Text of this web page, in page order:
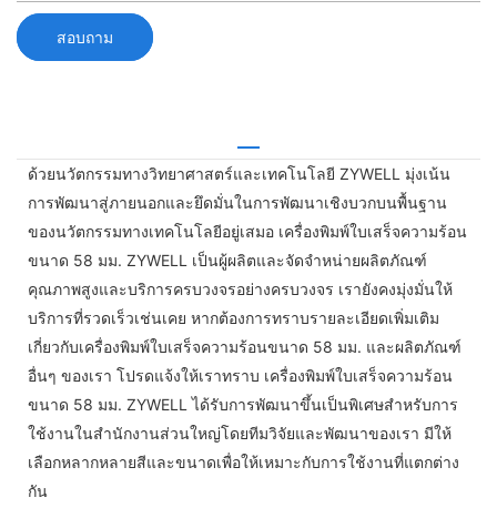
สอบถาม
ด้วยนวัตกรรมทางวิทยาศาสตร์และเทคโนโลยี ZYWELL มุ่งเน้น
การพัฒนาสู่ภายนอกและยึดมั่นในการพัฒนาเชิงบวกบนพื้นฐาน
ของนวัตกรรมทางเทคโนโลยีอยู่เสมอ เครื่องพิมพ์ใบเสร็จความร้อน
ขนาด 58 มม. ZYWELL เป็นผู้ผลิตและจัดจำหน่ายผลิตภัณฑ์
คุณภาพสูงและบริการครบวงจรอย่างครบวงจร เรายังคงมุ่งมั่นให้
บริการที่รวดเร็วเช่นเคย หากต้องการทราบรายละเอียดเพิ่มเติม
เกี่ยวกับเครื่องพิมพ์ใบเสร็จความร้อนขนาด 58 มม. และผลิตภัณฑ์
อื่นๆ ของเรา โปรดแจ้งให้เราทราบ เครื่องพิมพ์ใบเสร็จความร้อน
ขนาด 58 มม. ZYWELL ได้รับการพัฒนาขึ้นเป็นพิเศษสำหรับการ
ใช้งานในสำนักงานส่วนใหญ่โดยทีมวิจัยและพัฒนาของเรา มีให้
เลือกหลากหลายสีและขนาดเพื่อให้เหมาะกับการใช้งานที่แตกต่าง
กัน